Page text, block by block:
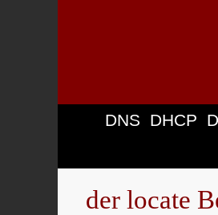
DNS DHCP
der locate